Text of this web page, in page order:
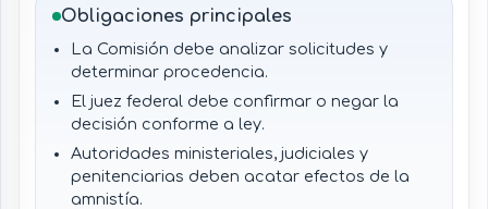
Obligaciones principales
La Comisión debe analizar solicitudes y
determinar procedencia.
El juez federal debe confirmar o negar la
decisión conforme a ley.
Autoridades ministeriales, judiciales y
penitenciarias deben acatar efectos de la
amnistía.